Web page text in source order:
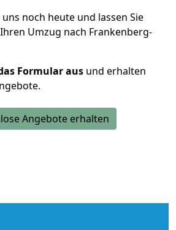
noch heute und lassen Sie
Umzug nach Frankenberg-
Formular aus und erhalten
Angebote erhalten